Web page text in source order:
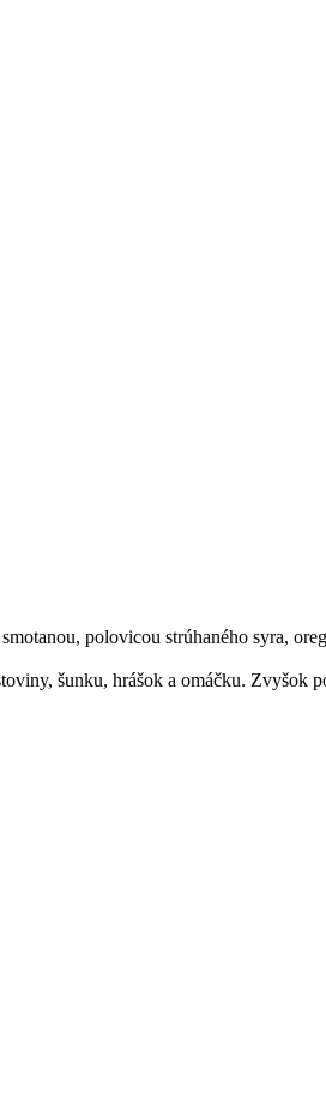
polovicou strúhaného syra,
šunku, hrášok a omáčku. Zvyšok